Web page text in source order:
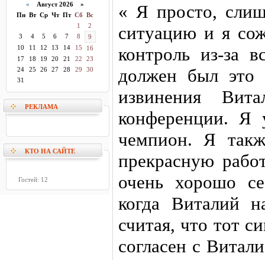
« Август 2026 »
Пн Вт Ср Чт Пт Сб Вс
1
2
3
4 5 6 7 8
9
10
11 12 13 14 15
16
17
18 19 20 21 22
23
24
25 26 27 28 29
30
31
РЕКЛАМА
КТО НА САЙТЕ
Гостей: 12
« Я просто,
ситуацию и я
контроль из-за
должен был это
извинения
конференции. Я
чемпион. Я
прекрасную
очень хорошо
когда Виталий
считая, что тот
согласен с